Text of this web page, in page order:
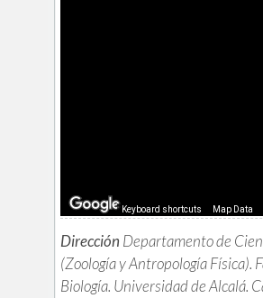
Keyboard shortcuts Map Data
Dirección Departamento de
(Zoología y Antropología Física).
Biología. Universidad de Alcalá.